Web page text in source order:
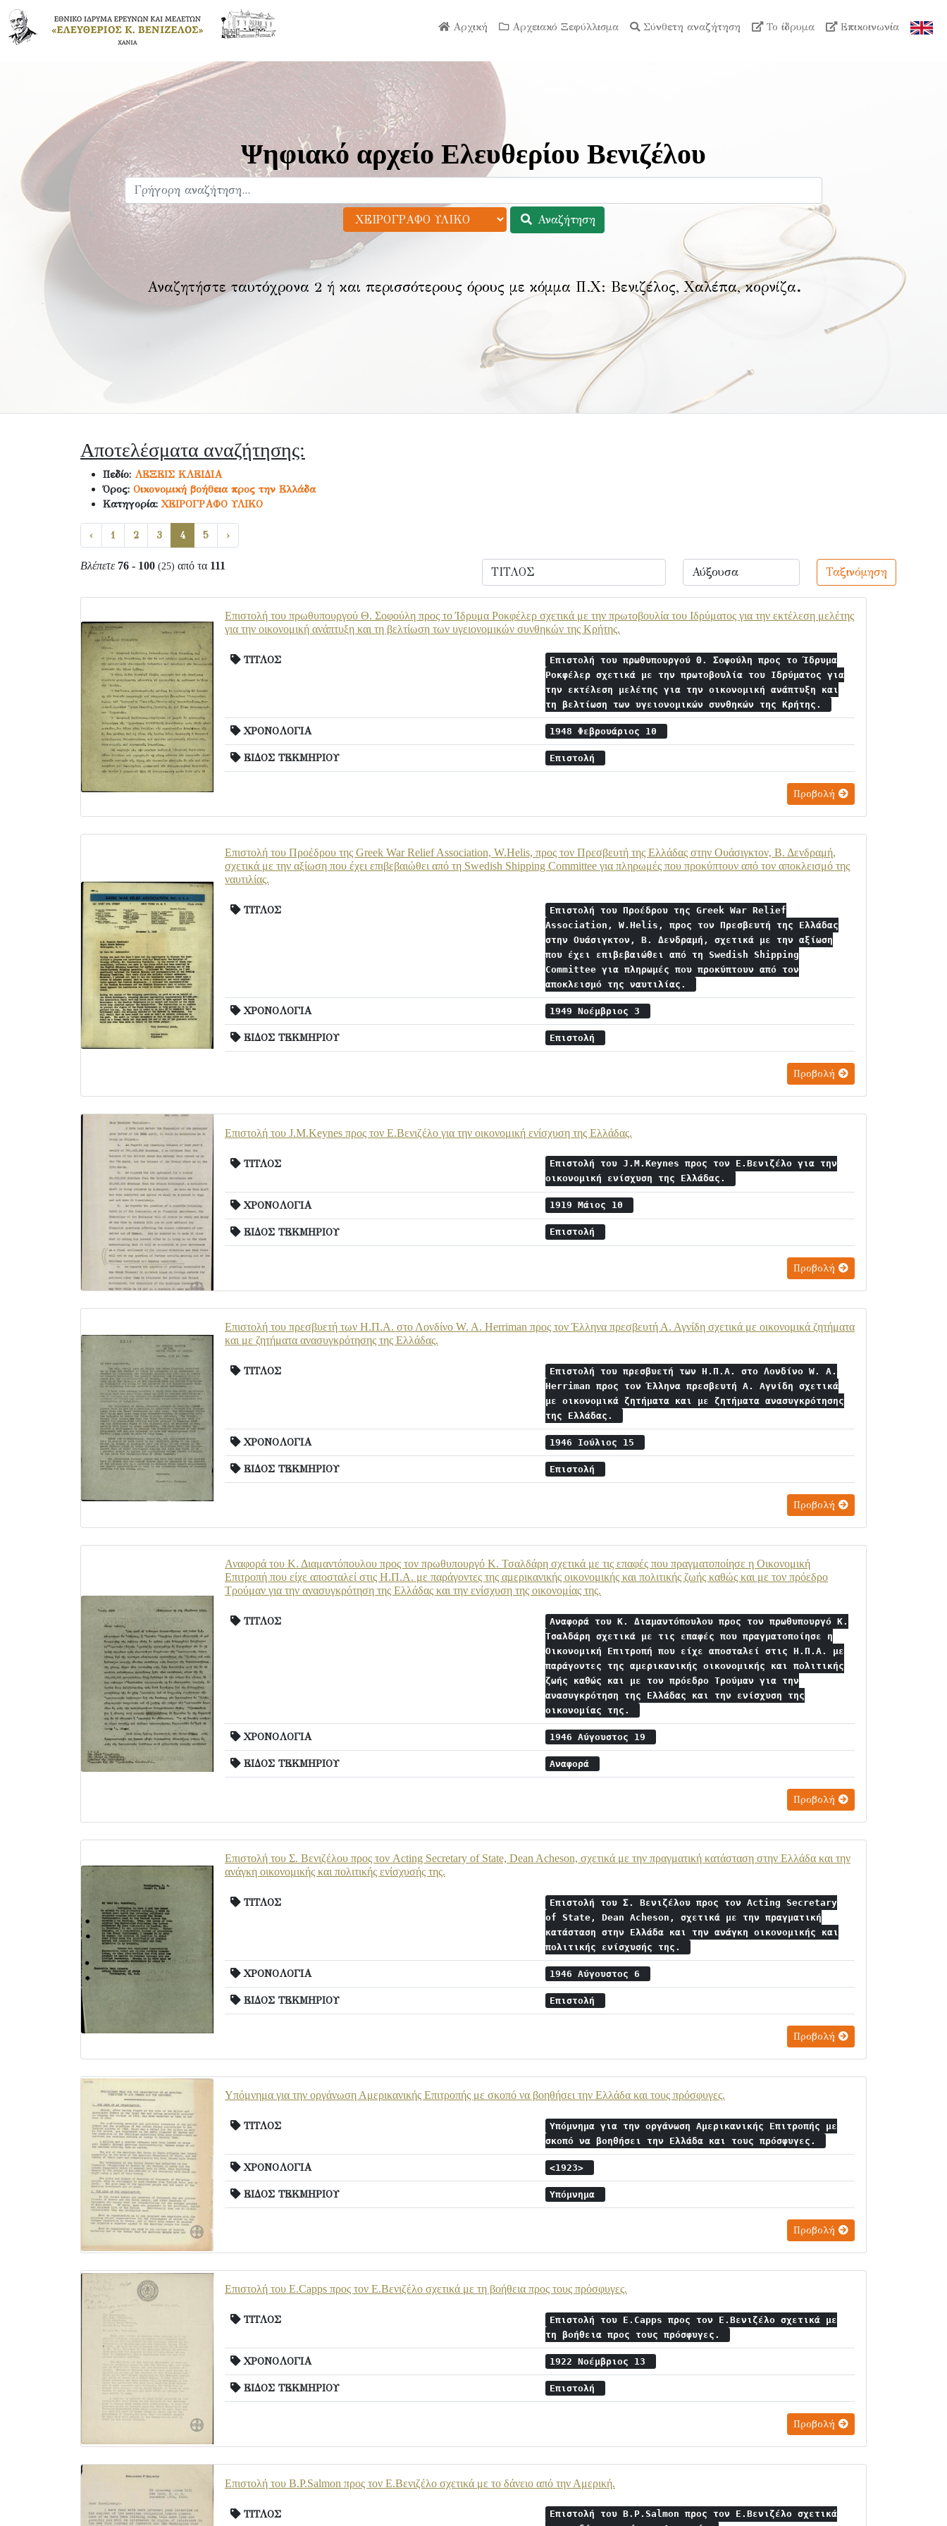
Αρχική Αρχειακό Ξεφύλλισμα Σύνθετη αναζήτηση Το ίδρυμα Επικοινωνία
Ψηφιακό αρχείο Ελευθερίου Βενιζέλου
Αναζήτηση
Αναζητήστε ταυτόχρονα 2 ή και περισσότερους όρους με κόμμα Π.Χ: Βενιζέλος, Χαλέπα, κορνίζα.
Αποτελέσματα αναζήτησης:
Πεδίο: ΛΕΞΕΙΣ ΚΛΕΙΔΙΑ
Όρος: Οικονομική βοήθεια προς την Ελλάδα
Κατηγορία:ΧΕΙΡΟΓΡΑΦΟ ΥΛΙΚΟ
‹ 1 2 3 4 5 ›
Βλέπετε 76 - 100 (25) από τα 111 Ταξινόμηση
Επιστολή του πρωθυπουργού Θ. Σοφούλη προς το Ίδρυμα Ροκφέλερ σχετικά με την πρωτοβουλία του Ιδρύματος για την εκτέλεση μελέτης
για την οικονομική ανάπτυξη και τη βελτίωση των υγειονομικών συνθηκών της Κρήτης.
ΤΙΤΛΟΣ
Επιστολή του πρωθυπουργού Θ. Σοφούλη προς το Ίδρυμα
Ροκφέλερ σχετικά με την πρωτοβουλία του Ιδρύματος για
την εκτέλεση μελέτης για την οικονομική ανάπτυξη και
τη βελτίωση των υγειονομικών συνθηκών της Κρήτης.
ΧΡΟΝΟΛΟΓΙΑ 1948 Φεβρουάριος 10
ΕΙΔΟΣ ΤΕΚΜΗΡΙΟΥ Επιστολή
Προβολή
Επιστολή του Προέδρου της Greek War Relief Association, W.Helis, προς τον Πρεσβευτή της Ελλάδας στην Ουάσιγκτον, Β. Δενδραμή,
σχετικά με την αξίωση που έχει επιβεβαιώθει από τη Swedish Shipping Committee για πληρωμές που προκύπτουν από τον αποκλεισμό της
ναυτιλίας.
ΤΙΤΛΟΣ
Επιστολή του Προέδρου της Greek War Relief
Association, W.Helis, προς τον Πρεσβευτή της Ελλάδας
στην Ουάσιγκτον, Β. Δενδραμή, σχετικά με την αξίωση
που έχει επιβεβαιώθει από τη Swedish Shipping
Committee για πληρωμές που προκύπτουν από τον
αποκλεισμό της ναυτιλίας.
ΧΡΟΝΟΛΟΓΙΑ 1949 Νοέμβριος 3
ΕΙΔΟΣ ΤΕΚΜΗΡΙΟΥ Επιστολή
Προβολή
Επιστολή του J.M.Keynes προς τον Ε.Βενιζέλο για την οικονομική ενίσχυση της Ελλάδας.
ΤΙΤΛΟΣ
Επιστολή του J.M.Keynes προς τον Ε.Βενιζέλο για την
οικονομική ενίσχυση της Ελλάδας.
ΧΡΟΝΟΛΟΓΙΑ 1919 Μάιος 10
ΕΙΔΟΣ ΤΕΚΜΗΡΙΟΥ Επιστολή
Προβολή
Επιστολή του πρεσβυετή των Η.Π.Α. στο Λονδίνο W. A. Herriman προς τον Έλληνα πρεσβευτή Α. Αγνίδη σχετικά με οικονομικά ζητήματα
και με ζητήματα ανασυγκρότησης της Ελλάδας.
ΤΙΤΛΟΣ
Επιστολή του πρεσβυετή των Η.Π.Α. στο Λονδίνο W. A.
Herriman προς τον Έλληνα πρεσβευτή Α. Αγνίδη σχετικά
με οικονομικά ζητήματα και με ζητήματα ανασυγκρότησης
της Ελλάδας.
ΧΡΟΝΟΛΟΓΙΑ 1946 Ιούλιος 15
ΕΙΔΟΣ ΤΕΚΜΗΡΙΟΥ Επιστολή
Προβολή
Αναφορά του Κ. Διαμαντόπουλου προς τον πρωθυπουργό Κ. Τσαλδάρη σχετικά με τις επαφές που πραγματοποίησε η Οικονομική
Επιτροπή που είχε αποσταλεί στις Η.Π.Α. με παράγοντες της αμερικανικής οικονομικής και πολιτικής ζωής καθώς και με τον πρόεδρο
Τρούμαν για την ανασυγκρότηση της Ελλάδας και την ενίσχυση της οικονομίας της.
ΤΙΤΛΟΣ
Αναφορά του Κ. Διαμαντόπουλου προς τον πρωθυπουργό Κ.
Τσαλδάρη σχετικά με τις επαφές που πραγματοποίησε η
Οικονομική Επιτροπή που είχε αποσταλεί στις Η.Π.Α. με
παράγοντες της αμερικανικής οικονομικής και πολιτικής
ζωής καθώς και με τον πρόεδρο Τρούμαν για την
ανασυγκρότηση της Ελλάδας και την ενίσχυση της
οικονομίας της.
ΧΡΟΝΟΛΟΓΙΑ 1946 Αύγουστος 19
ΕΙΔΟΣ ΤΕΚΜΗΡΙΟΥ Αναφορά
Προβολή
Επιστολή του Σ. Βενιζέλου προς τον Acting Secretary of State, Dean Acheson, σχετικά με την πραγματική κατάσταση στην Ελλάδα και την
ανάγκη οικονομικής και πολιτικής ενίσχυσής της.
ΤΙΤΛΟΣ
Επιστολή του Σ. Βενιζέλου προς τον Acting Secretary
of State, Dean Acheson, σχετικά με την πραγματική
κατάσταση στην Ελλάδα και την ανάγκη οικονομικής και
πολιτικής ενίσχυσής της.
ΧΡΟΝΟΛΟΓΙΑ 1946 Αύγουστος 6
ΕΙΔΟΣ ΤΕΚΜΗΡΙΟΥ Επιστολή
Προβολή
Υπόμνημα για την οργάνωση Αμερικανικής Επιτροπής με σκοπό να βοηθήσει την Ελλάδα και τους πρόσφυγες.
ΤΙΤΛΟΣ
Υπόμνημα για την οργάνωση Αμερικανικής Επιτροπής με
σκοπό να βοηθήσει την Ελλάδα και τους πρόσφυγες.
ΧΡΟΝΟΛΟΓΙΑ <1923>
ΕΙΔΟΣ ΤΕΚΜΗΡΙΟΥ Υπόμνημα
Προβολή
Επιστολή του E.Capps προς τον Ε.Βενιζέλο σχετικά με τη βοήθεια προς τους πρόσφυγες.
ΤΙΤΛΟΣ
Επιστολή του E.Capps προς τον Ε.Βενιζέλο σχετικά με
τη βοήθεια προς τους πρόσφυγες.
ΧΡΟΝΟΛΟΓΙΑ 1922 Νοέμβριος 13
ΕΙΔΟΣ ΤΕΚΜΗΡΙΟΥ Επιστολή
Προβολή
Επιστολή του B.P.Salmon προς τον Ε.Βενιζέλο σχετικά με το δάνειο από την Αμερική.
ΤΙΤΛΟΣ
Επιστολή του B.P.Salmon προς τον Ε.Βενιζέλο σχετικά